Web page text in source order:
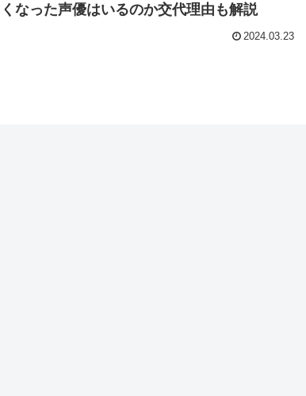
くなった声優はいるのか交代理由も解説
2024.03.23